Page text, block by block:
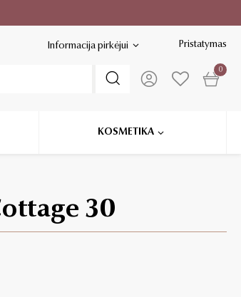
Informacija pirkėjui Pristatymas
0
KOSMETIKA
30